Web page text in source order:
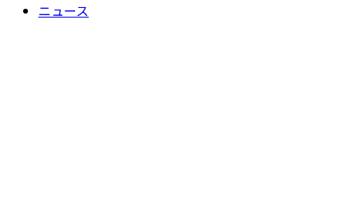
ニュース